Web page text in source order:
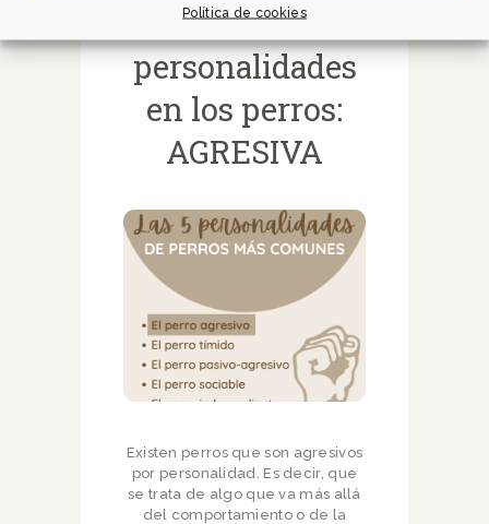
Política de cookies
Las 5
personalidades
en los perros:
AGRESIVA
Existen perros que son agresivos
por personalidad. Es decir, que
se trata de algo que va más allá
del comportamiento o de la